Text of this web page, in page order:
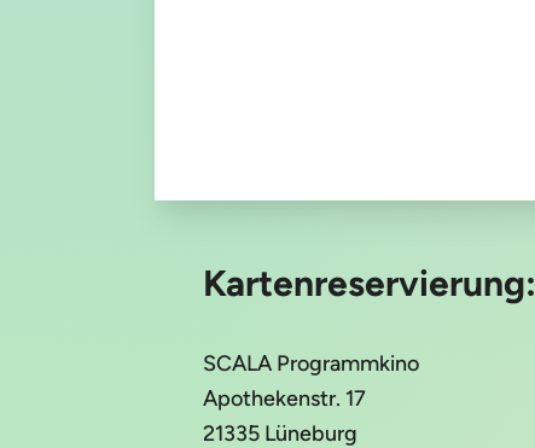
Kartenreservierung:
SCALA Programmkino
Apothekenstr. 17
21335 Lüneburg